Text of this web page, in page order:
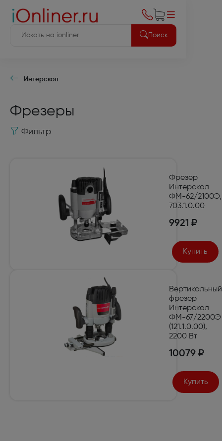
Поиск
Интерскол
Фрезеры
Фильтр
Фрезер
Интерскол
ФМ-62/2100Э,
703.1.0.00
9921 ₽
Купить
Вертикальный
фрезер
Интерскол
ФМ-67/2200Э
(121.1.0.00),
2200 Вт
10079 ₽
Купить